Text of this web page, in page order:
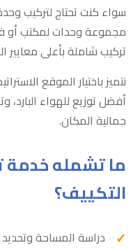
سواء كنت تحتاج لتركيب
مجموعة وحدات لمكتب أو
تركيب شاملة بأعلى معايير
نتميز باختيار الموقع
أفضل توزيع للهواء
جمالية المكان.
ما تشمله خدمة
التكييف؟
دراسة المساحة